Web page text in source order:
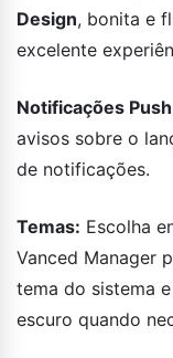
Design, bonita e
excelente
Notificações
avisos sobre o
de notificações.
Temas: Escolha
Vanced Manager
tema do sistema
escuro quando